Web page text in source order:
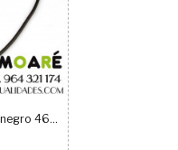
Collar cordón cuero negro 46 cm